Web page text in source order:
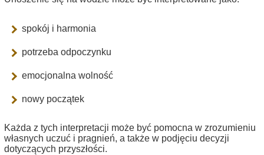
spokój i harmonia
potrzeba odpoczynku
emocjonalna wolność
nowy początek
Każda z tych interpretacji może być pomocna w zrozumieniu
własnych uczuć i pragnień, a także w podjęciu decyzji
dotyczących przyszłości.